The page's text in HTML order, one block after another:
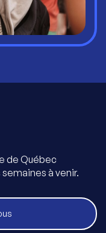
de Québec
à venir.